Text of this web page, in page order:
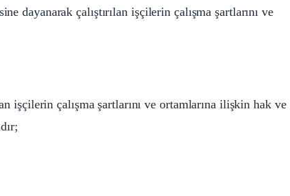
dayanarak çalıştırılan işçilerin çalışma şartlarını ve
işçilerin çalışma şartlarını ve ortamlarına ilişkin hak ve